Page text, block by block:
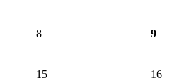
8 9
15 16